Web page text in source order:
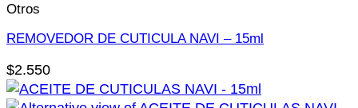
Otros
REMOVEDOR DE CUTICULA NAVI – 15ml
$2.550